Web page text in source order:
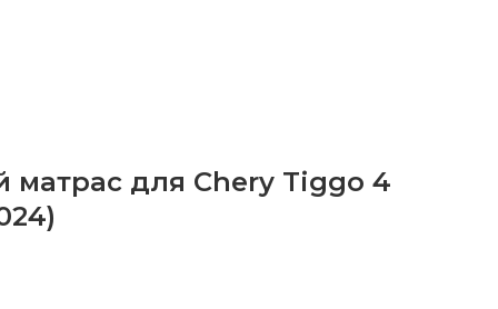
матрас для Chery Tiggo 4